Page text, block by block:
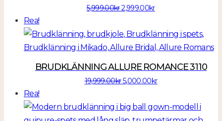
5,999.00krDet
priset
5,999.00kr.
2,999.00krDet
priset
2,999.00kr.
Rea!
BRUDKLÄNNING ALLURE ROMANCE 3110
19,999.00krDet
priset
5,000.00krDet
priset
Rea!